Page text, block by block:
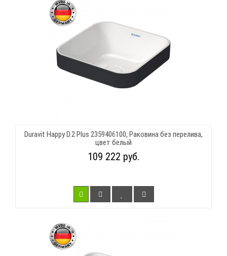
Duravit Happy D.2 Plus 2359406100, Раковина без перелива,
цвет белый
109 222 руб.